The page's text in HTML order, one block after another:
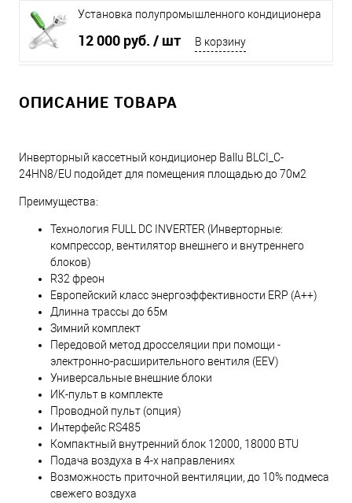
Установка полупромышленного кондиционера
12 000 руб. / шт В корзину
ОПИСАНИЕ ТОВАРА
Инверторный кассетный кондиционер Ballu BLCI_C-
24HN8/EU подойдет для помещения площадью до 70м2
Преимущества:
Технология FULL DC INVERTER (Инверторные:
компрессор, вентилятор внешнего и внутреннего
блоков)
R32 фреон
Европейский класс энергоэффективности ERP (A++)
Длинна трассы до 65м
Зимний комплект
Передовой метод дросселяции при помощи -
электронно-расширительного вентиля (EEV)
Универсальные внешние блоки
ИК-пульт в комплекте
Проводной пульт (опция)
Интерфейс RS485
Компактный внутренний блок 12000, 18000 BTU
Подача воздуха в 4-х направлениях
Возможность приточной вентиляции, до 10% подмеса
свежего воздуха